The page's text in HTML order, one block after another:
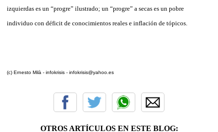
izquierdas es un “progre” ilustrado; un “progre” a secas es un pobre
individuo con déficit de conocimientos reales e inflación de tópicos.
(c) Ernesto Milà - infokrisis - infokrisis@yahoo.es
OTROS ARTÍCULOS EN ESTE BLOG: